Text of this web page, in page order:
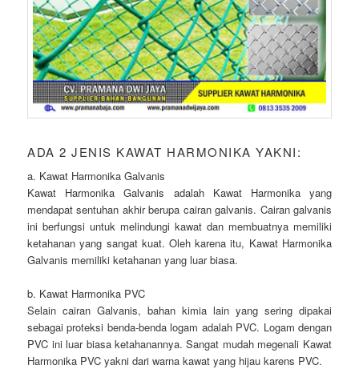
ADA 2 JENIS KAWAT HARMONIKA YAKNI:
a. Kawat Harmonika Galvanis
Kawat Harmonika Galvanis adalah Kawat Harmonika yang
mendapat sentuhan akhir berupa cairan galvanis. Cairan galvanis
ini berfungsi untuk melindungi kawat dan membuatnya memiliki
ketahanan yang sangat kuat. Oleh karena itu, Kawat Harmonika
Galvanis memiliki ketahanan yang luar biasa.
b. Kawat Harmonika PVC
Selain cairan Galvanis, bahan kimia lain yang sering dipakai
sebagai proteksi benda-benda logam adalah PVC. Logam dengan
PVC ini luar biasa ketahanannya. Sangat mudah megenali Kawat
Harmonika PVC yakni dari warna kawat yang hijau karens PVC.